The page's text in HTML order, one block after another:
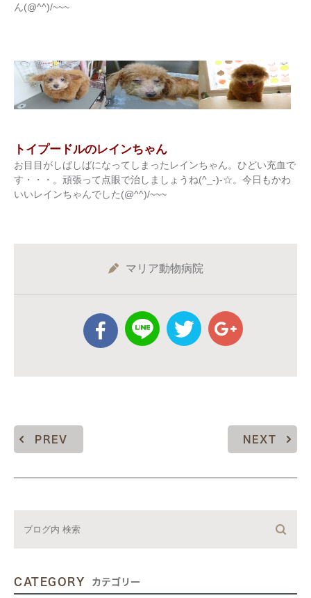
ん(@^^)/~~~
トイプードルのレインちゃん
お目目がしばしばになってしまったレインちゃん。ひどい充血で
す・・・。頑張って点眼で治しましょうね(^_-)-☆。今日もかわ
いいレインちゃんでした(@^^)/~~~
マリア動物病院
PREV NEXT
CATEGORY カテゴリー